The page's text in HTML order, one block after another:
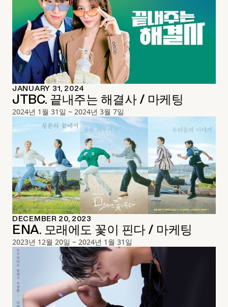
JANUARY 31, 2024
JTBC. 끝내주는 해결사 / 마케팅
2024년 1월 31일 ~ 2024년 3월 7일
DECEMBER 20, 2023
ENA. 모래에도 꽃이 핀다 / 마케팅
2023년 12월 20일 ~ 2024년 1월 31일